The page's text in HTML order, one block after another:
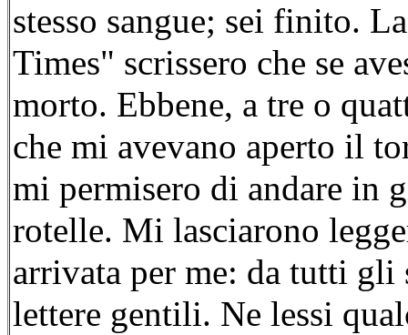
stesso sangue; sei finito.
Times" scrissero che se
morto. Ebbene, a tre o
che mi avevano aperto il
mi permisero di andare in
rotelle. Mi lasciarono
arrivata per me: da tutti gli
lettere gentili. Ne lessi